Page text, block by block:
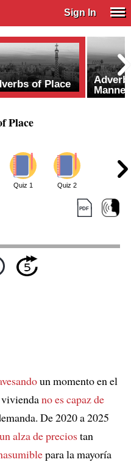
Sign In
of Place
Manner
Place
Quiz 1 Quiz 2
un momento en el
no es capaz de
De 2020 a 2025
un alza de preciostan
para la mayoría